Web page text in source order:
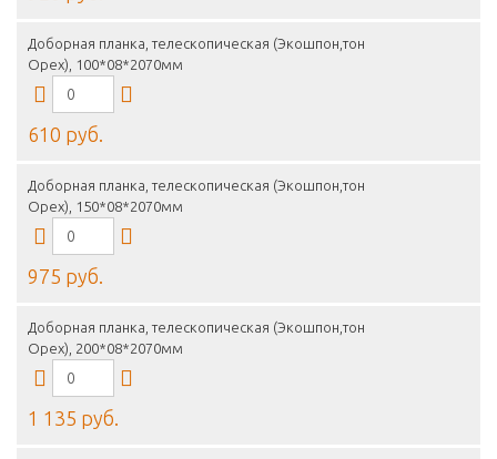
Доборная планка, телескопическая (Экошпон,тон
Орех), 100*08*2070мм
610 руб.
Доборная планка, телескопическая (Экошпон,тон
Орех), 150*08*2070мм
975 руб.
Доборная планка, телескопическая (Экошпон,тон
Орех), 200*08*2070мм
1 135 руб.